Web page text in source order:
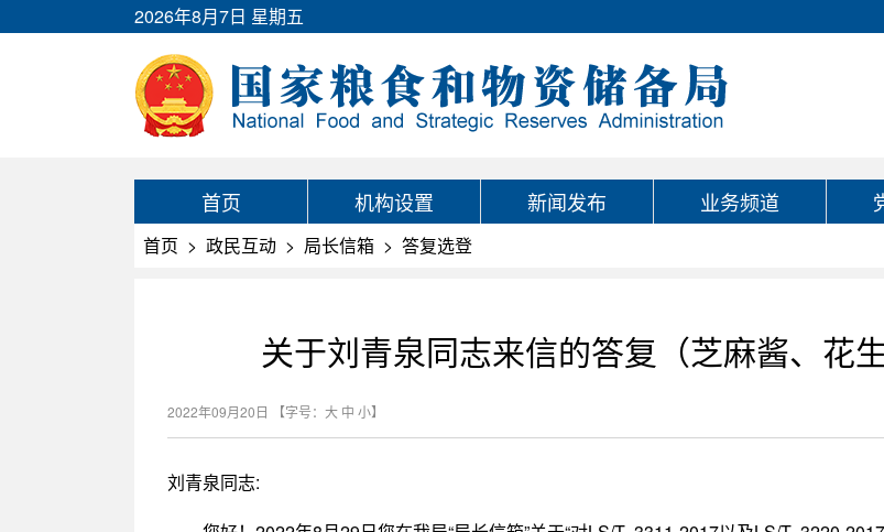
2026年8月7日 星期五
首页 机构设置 新闻发布 业务频道
首页 > 政民互动 > 局长信箱 > 答复选登
关于刘青泉同志来信的答复（芝麻酱、花
2022年09月20日 【字号： 大 中 小】
刘青泉同志: